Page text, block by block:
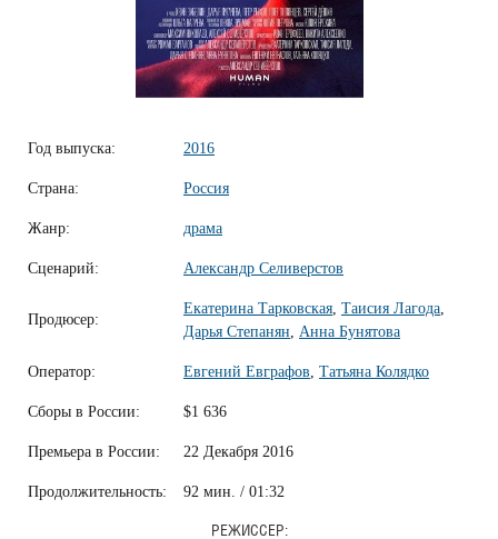
Год выпуска: 2016
Страна: Россия
Жанр: драма
Сценарий: Александр Селиверстов
Продюсер:
Екатерина Тарковская Таисия Лагода
Дарья Степанян
Анна Бунятова
Оператор: Евгений Евграфов Татьяна Колядко
Сборы в России: $1 636
Премьера в России: 22 Декабря 2016
Продолжительность: 92 мин. / 01:32
РЕЖИССЕР: